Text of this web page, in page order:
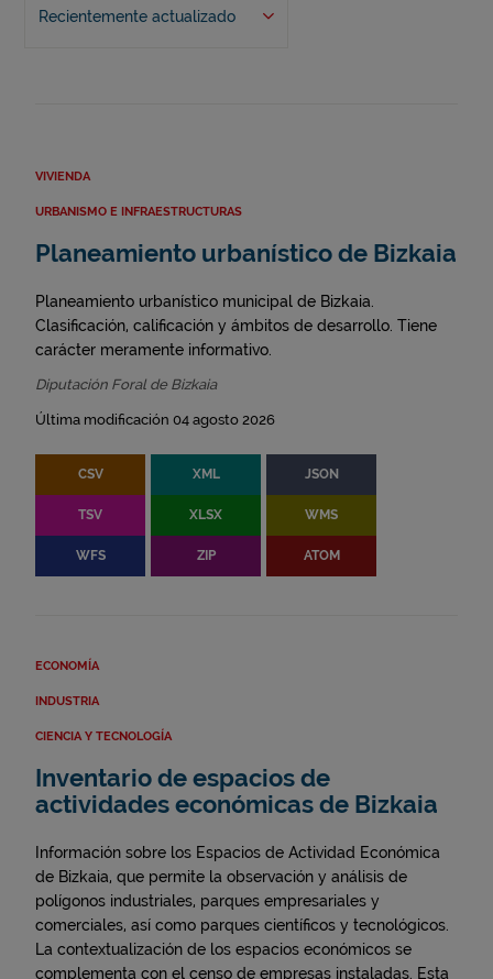
Recientemente actualizado
VIVIENDA
URBANISMO E INFRAESTRUCTURAS
Planeamiento urbanístico de Bizkaia
Planeamiento urbanístico municipal de Bizkaia.
Clasificación, calificación y ámbitos de desarrollo. Tiene
carácter meramente informativo.
Diputación Foral de Bizkaia
Última modificación 04 agosto 2026
CSV XML JSON
TSV XLSX WMS
WFS ZIP ATOM
ECONOMÍA
INDUSTRIA
CIENCIA Y TECNOLOGÍA
Inventario de espacios de
actividades económicas de Bizkaia
Información sobre los Espacios de Actividad Económica
de Bizkaia, que permite la observación y análisis de
polígonos industriales, parques empresariales y
comerciales, así como parques científicos y tecnológicos.
La contextualización de los espacios económicos se
complementa con el censo de empresas instaladas. Esta